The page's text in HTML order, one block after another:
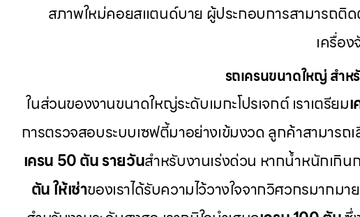
สภาพใหม่คอยสแตนด์บาย ผู้ประกอบการสามารถติ
เครื่อ
รถเครนขนาดใหญ่ สำห
ในส่วนของงานขนาดใหญ่ระดับเมกะโปรเจกต์ เราเตรียม
การตรวจสอบระบบเซฟตี้มาอย่างเข้มงวด ลูกค้าสามารถ
เครน 50 ตัน รายวันสำหรับงานเร่งด่วน หากน้ำหนักเกิน
ตัน ให้เช่าของเราได้รับความไว้วางใจจากวิศวกรมากม